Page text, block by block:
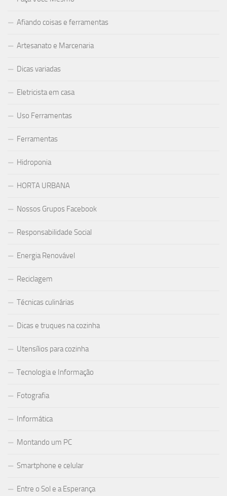
Afiando coisas e ferramentas
Artesanato e Marcenaria
Dicas variadas
Eletricista em casa
Uso Ferramentas
Ferramentas
Hidroponia
HORTA URBANA
Nossos Grupos Facebook
Responsabilidade Social
Energia Renovável
Reciclagem
Técnicas culinárias
Dicas e truques na cozinha
Utensílios para cozinha
Tecnologia e Informação
Fotografia
Informática
Montando um PC
Smartphone e celular
Entre o Sol e a Esperança